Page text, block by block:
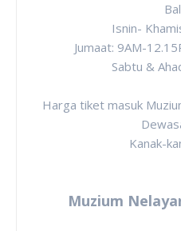
Isnin-
Jumaat: 9AM-
Sabtu &
Harga tiket masuk
Kanak-
Muzium